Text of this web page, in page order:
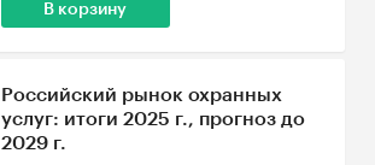
В корзину
Российский рынок охранных
услуг: итоги 2025 г., прогноз до
2029 г.